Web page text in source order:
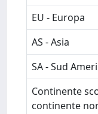
EU - Europa
AS - Asia
SA - Sud
Continente
continente